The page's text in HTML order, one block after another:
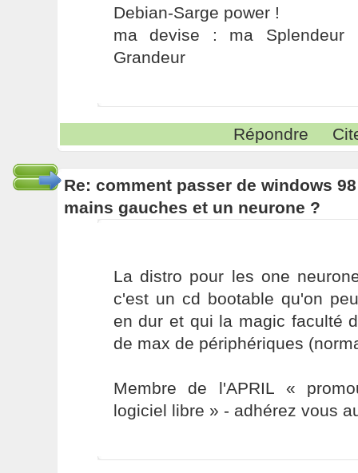
Debian-Sarge power !
ma devise : ma Splendeur
Grandeur
Répondre
Re: comment passer de windows
mains gauches et un neurone ?
La distro pour les one
c'est un cd bootable qu'on
en dur et qui la magic faculté
de max de périphériques
Membre de l'APRIL «
logiciel libre » - adhérez vous